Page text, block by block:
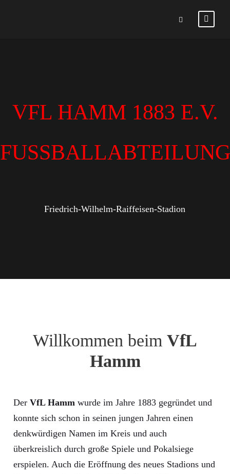
VFL HAMM 1883 E.V.
FUSSBALLABTEILUNG
Friedrich-Wilhelm-Raiffeisen-Stadion
Willkommen beim VfL
Hamm
Der VfL Hamm wurde im Jahre 1883 gegründet und
konnte sich schon in seinen jungen Jahren einen
denkwürdigen Namen im Kreis und auch
überkreislich durch große Spiele und Pokalsiege
erspielen. Auch die Eröffnung des neues Stadions und